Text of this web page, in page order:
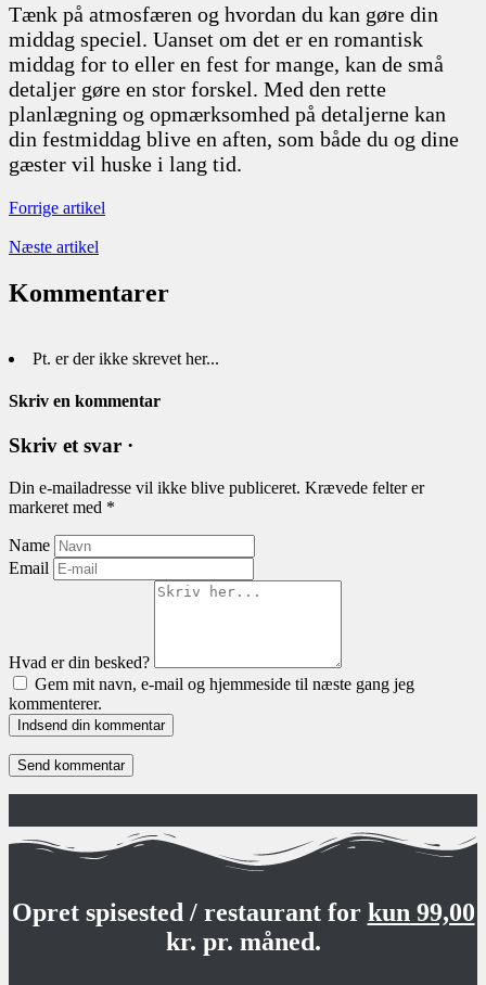
Tænk på atmosfæren og hvordan du kan gøre din
middag speciel. Uanset om det er en romantisk
middag for to eller en fest for mange, kan de små
detaljer gøre en stor forskel. Med den rette
planlægning og opmærksomhed på detaljerne kan
din festmiddag blive en aften, som både du og dine
gæster vil huske i lang tid.
Forrige artikel
Næste artikel
Kommentarer
Pt. er der ikke skrevet her...
Skriv en kommentar
Skriv et svar ·
Din e-mailadresse vil ikke blive publiceret. Krævede felter er
markeret med *
Name
Email
Hvad er din besked?
Gem mit navn, e-mail og hjemmeside til næste gang jeg
kommenterer.
Indsend din kommentar
Opret spisested / restaurant for kun 99,00
kr. pr. måned.